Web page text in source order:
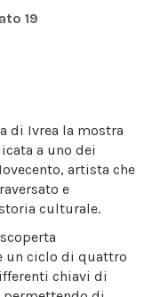
19
di Ivrea la mostra
a uno dei
artista che
e
culturale.
un ciclo di quattro
chiavi di